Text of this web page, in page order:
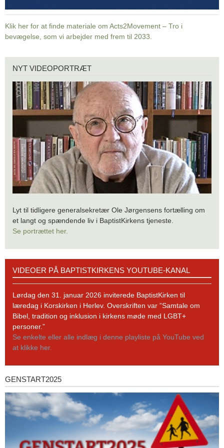
Klik her for at finde materiale om Acts2Movement – Tro i
bevægelse, som vi arbejder med frem til 2033.
videoportræt
NYT VIDEOPORTRÆT
Lyt til tidligere generalsekretær Ole Jørgensens fortælling om
et langt og spændende liv i BaptistKirkens tjeneste.
Se portrættet her.
BaptistKirkens
YouTube-
kanal
VIDEOER PÅ BAPTISTKIRKENS YOUTUBE-KANAL
Lørdag den 31. januar 2026 inviterede BaptistKirken til
læredag i Korskirken i Herlev. Overskriften var ”Samtale om
Bibel, tradition og inklusion i kirkens møde med LGBT+
personer.”
Se enkelte eller alle indlæg i denne playliste på YouTube ved
at klikke her.
Genstart2025
GENSTART2025